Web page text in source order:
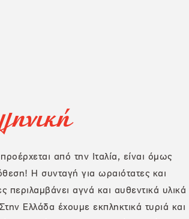
από την Ιταλία, είναι όμως
Η συνταγή για ωραιότατες και
περιλαμβάνει αγνά και αυθεντικά υλικά
Ελλάδα έχουμε εκπληκτικά τυριά και